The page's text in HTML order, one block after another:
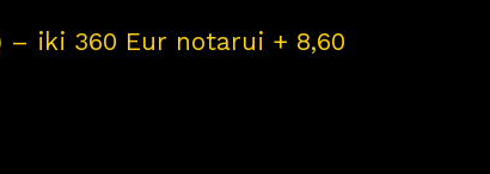
iki 360 Eur notarui + 8,60